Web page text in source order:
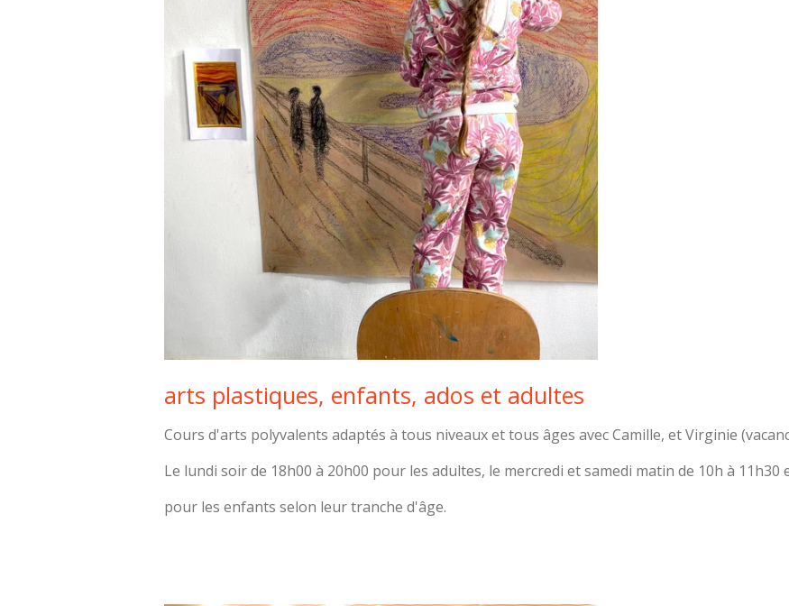
arts plastiques, enfants, ados et adultes
Cours d'arts polyvalents adaptés à tous niveaux et tous âges avec Camille, et Virginie
Le lundi soir de 18h00 à 20h00 pour les adultes, le mercredi et samedi matin de 10h à 11h30
pour les enfants selon leur tranche d'âge.